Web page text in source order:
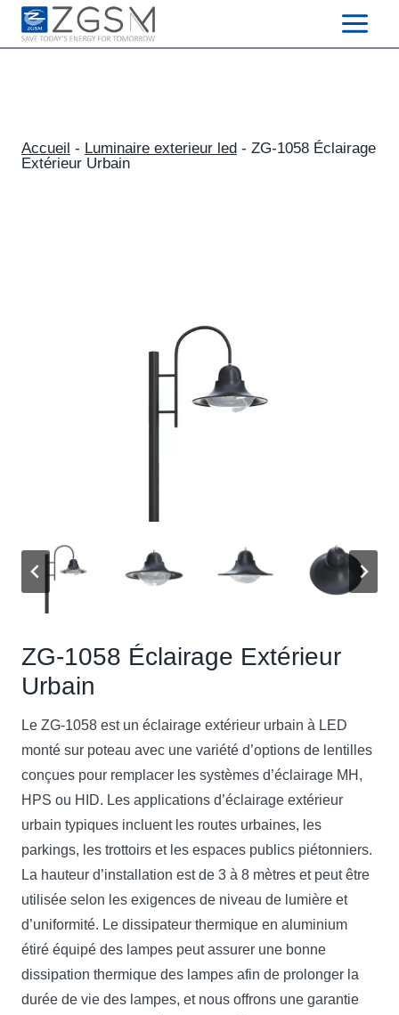
Skip
Accueil - Luminaire exterieur led - ZG-1058 Éclairage
Extérieur Urbain
ZG-1058 Éclairage Extérieur
Urbain
Le ZG-1058 est un éclairage extérieur urbain à LED
monté sur poteau avec une variété d’options de lentilles
conçues pour remplacer les systèmes d’éclairage MH,
HPS ou HID. Les applications d’éclairage extérieur
urbain typiques incluent les routes urbaines, les
parkings, les trottoirs et les espaces publics piétonniers.
La hauteur d’installation est de 3 à 8 mètres et peut être
utilisée selon les exigences de niveau de lumière et
d’uniformité. Le dissipateur thermique en aluminium
étiré équipé des lampes peut assurer une bonne
dissipation thermique des lampes afin de prolonger la
durée de vie des lampes, et nous offrons une garantie